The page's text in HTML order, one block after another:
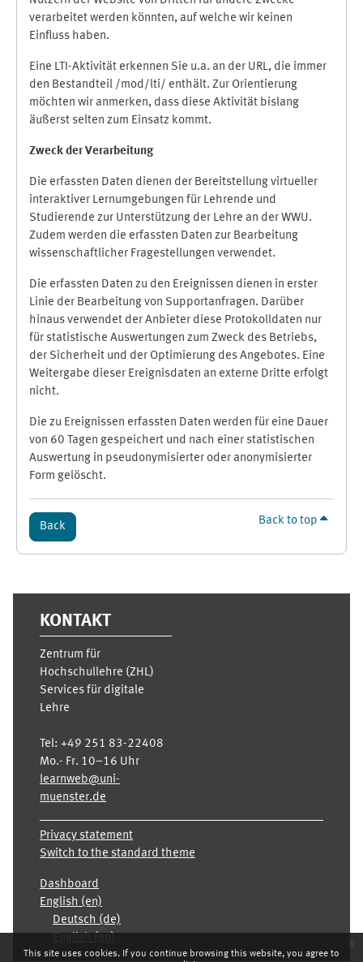
This site uses cookies. If you continue browsing this website, you agree to
x
verarbeitet werden könnten, auf welche wir keinen
Einfluss haben.
Eine LTI-Aktivität erkennen Sie u.a. an der URL, die immer
den Bestandteil /mod/lti/ enthält. Zur Orientierung
möchten wir anmerken, dass diese Aktivität bislang
äußerst selten zum Einsatz kommt.
Zweck der Verarbeitung
Die erfassten Daten dienen der Bereitstellung virtueller
interaktiver Lernumgebungen für Lehrende und
Studierende zur Unterstützung der Lehre an der WWU.
Zudem werden die erfassten Daten zur Bearbeitung
wissenschaftlicher Fragestellungen verwendet.
Die erfassten Daten zu den Ereignissen dienen in erster
Linie der Bearbeitung von Supportanfragen. Darüber
hinaus verwendet der Anbieter diese Protokolldaten nur
für statistische Auswertungen zum Zweck des Betriebs,
der Sicherheit und der Optimierung des Angebotes. Eine
Weitergabe dieser Ereignisdaten an externe Dritte erfolgt
nicht.
Die zu Ereignissen erfassten Daten werden für eine Dauer
von 60 Tagen gespeichert und nach einer statistischen
Auswertung in pseudonymisierter oder anonymisierter
Form gelöscht.
Back Back to top
KONTAKT
Zentrum für
Hochschullehre (ZHL)
Services für digitale
Lehre
Tel: +49 251 83-22408
Mo.- Fr. 10–16 Uhr
learnweb@uni-
muenster.de
Privacy statement
Switch to the standard theme
Dashboard
English ‎(en)‎
Deutsch ‎(de)‎